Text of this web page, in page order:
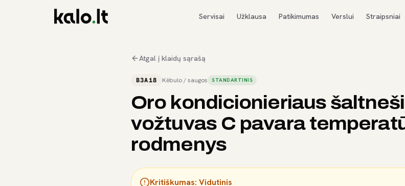
Servisai Užklausa Patikimumas Verslui Straipsniai
Atgal į klaidų sąrašą
B3A18 Kėbulo / saugos STANDARTINIS
Oro kondicionieriaus
vožtuvas C pavara
rodmenys
Kritiškumas: Vidutinis